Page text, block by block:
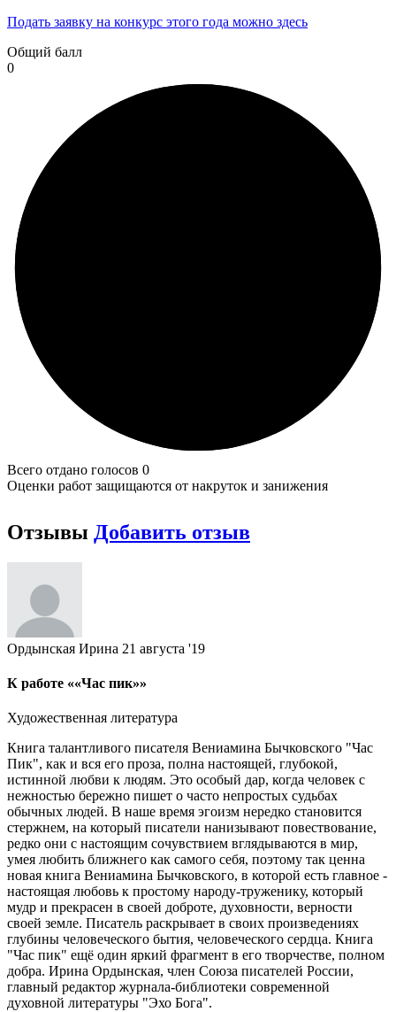
Подать заявку на конкурс этого года можно здесь
Общий балл
0
Всего отдано голосов 0
Оценки работ защищаются от накруток и занижения
Отзывы Добавить отзыв
Ордынская Ирина 21 августа '19
К работе ««Час пик»»
Художественная литература
Книга талантливого писателя Вениамина Бычковского "Час
Пик", как и вся его проза, полна настоящей, глубокой,
истинной любви к людям. Это особый дар, когда человек с
нежностью бережно пишет о часто непростых судьбах
обычных людей. В наше время эгоизм нередко становится
стержнем, на который писатели нанизывают повествование,
редко они с настоящим сочувствием вглядываются в мир,
умея любить ближнего как самого себя, поэтому так ценна
новая книга Вениамина Бычковского, в которой есть главное -
настоящая любовь к простому народу-труженику, который
мудр и прекрасен в своей доброте, духовности, верности
своей земле. Писатель раскрывает в своих произведениях
глубины человеческого бытия, человеческого сердца. Книга
"Час пик" ещё один яркий фрагмент в его творчестве, полном
добра. Ирина Ордынская, член Союза писателей России,
главный редактор журнала-библиотеки современной
духовной литературы "Эхо Бога".